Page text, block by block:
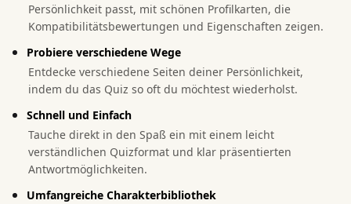
Persönlichkeit passt, mit schönen Profilkarten, die
Kompatibilitätsbewertungen und Eigenschaften zeigen.
Probiere verschiedene Wege
Entdecke verschiedene Seiten deiner Persönlichkeit,
indem du das Quiz so oft du möchtest wiederholst.
Schnell und Einfach
Tauche direkt in den Spaß ein mit einem leicht
verständlichen Quizformat und klar präsentierten
Antwortmöglichkeiten.
Umfangreiche Charakterbibliothek